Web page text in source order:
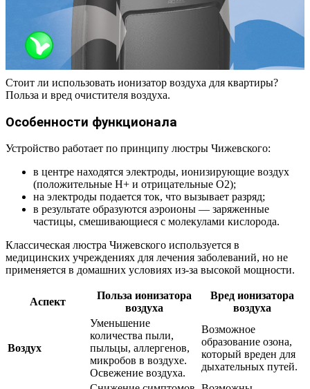
Стоит ли использовать ионизатор воздуха для квартиры?
Польза и вред очистителя воздуха.
Особенности функционала
Устройство работает по принципу люстры Чижевского:
в центре находятся электроды, ионизирующие воздух
(положительные Н+ и отрицательные О2);
на электроды подается ток, что вызывает разряд;
в результате образуются аэроионы — заряженные
частицы, смешивающиеся с молекулами кислорода.
Классическая люстра Чижевского используется в
медицинских учреждениях для лечения заболеваний, но не
применяется в домашних условиях из-за высокой мощности.
Аспект
Польза ионизатора
воздуха
Вред ионизатора
воздуха
Воздух
Уменьшение
количества пыли,
пыльцы, аллергенов,
микробов в воздухе.
Освежение воздуха.
Возможное
образование озона,
который вреден для
дыхательных путей.